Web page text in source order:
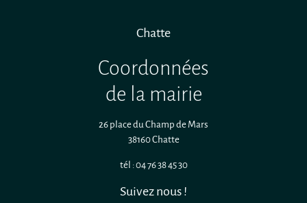
Chatte
Coordonnées
de la mairie
26 place du Champ de Mars
38160 Chatte
tél : 04 76 38 45 30
Suivez nous !